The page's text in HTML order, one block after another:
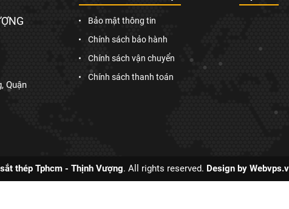
Quận
Bảo mật thông tin
Chính sách bảo hành
Chính sách vận chuyển
Chính sách thanh toán
thép Tphcm - Thịnh Vượng. All rights reserved. Design by